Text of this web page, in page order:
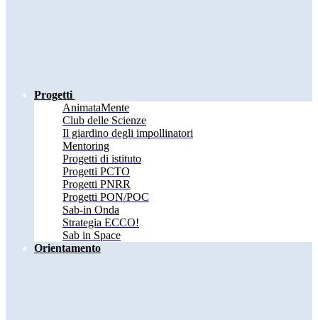
Progetti
AnimataMente
Club delle Scienze
Il giardino degli impollinatori
Mentoring
Progetti di istituto
Progetti PCTO
Progetti PNRR
Progetti PON/POC
Sab-in Onda
Strategia ECCO!
Sab in Space
Orientamento